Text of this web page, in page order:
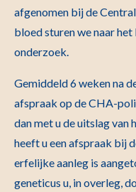
afgenomen bij de
bloed sturen we naar
onderzoek.
Gemiddeld 6 weken na
afspraak op de CHA-
dan met u de uitslag
heeft u een afspraak bij
erfelijke aanleg is
geneticus u, in overleg,